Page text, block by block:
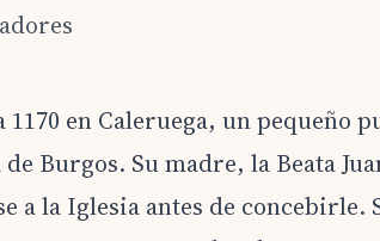
en Caleruega, un pequeño
Burgos. Su madre, la Beata
a la Iglesia antes de concebirle.